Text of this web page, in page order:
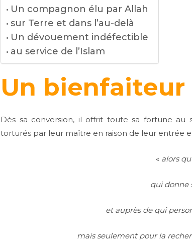
Un compagnon élu par Allah
sur Terre et dans l’au-delà
Un dévouement indéfectible
au service de l’Islam
Un bienfaiteur
Dès sa conversion, il offrit toute sa fortune au
torturés par leur maître en raison de leur entrée
« alors
qui donne
et auprès de qui
mais seulement pour la